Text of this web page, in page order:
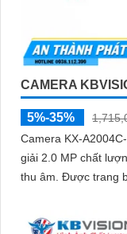
CAMERA
5%-35%
Camera KX-A2004C-PRO là Camera Dome HDCVI Color Procó độ phân
giải 2.0 MP chất
thu âm. Được